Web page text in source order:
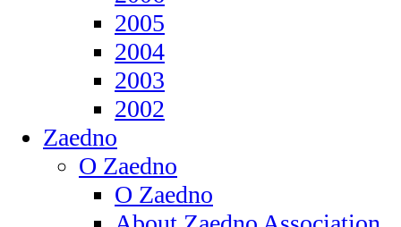
2005
2004
2003
2002
Zaedno
O Zaedno
O Zaedno